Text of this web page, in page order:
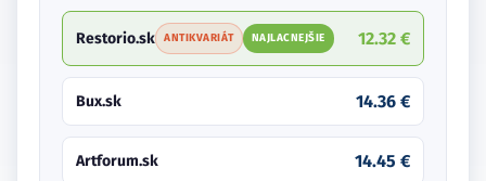
Restorio.sk ANTIKVARIÁT NAJLACNEJŠIE 12.32 €
Bux.sk 14.36 €
Artforum.sk 14.45 €